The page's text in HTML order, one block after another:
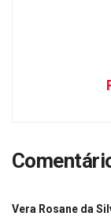
Vera Rosane da